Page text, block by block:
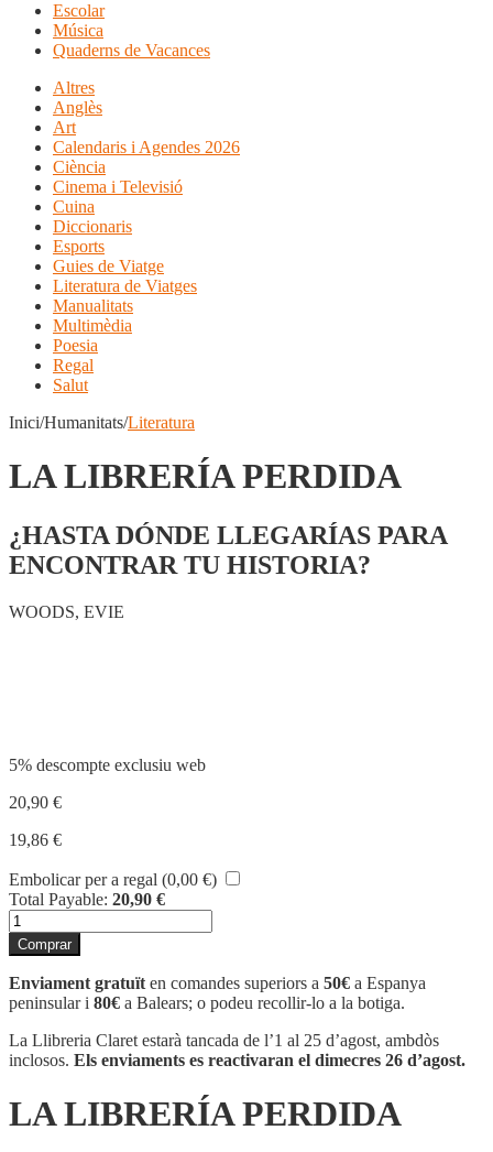
Escolar
Música
Quaderns de Vacances
Altres
Anglès
Art
Calendaris i Agendes 2026
Ciència
Cinema i Televisió
Cuina
Diccionaris
Esports
Guies de Viatge
Literatura de Viatges
Manualitats
Multimèdia
Poesia
Regal
Salut
Inici/Humanitats/Literatura
LA LIBRERÍA PERDIDA
¿HASTA DÓNDE LLEGARÍAS PARA
ENCONTRAR TU HISTORIA?
WOODS, EVIE
5% descompte exclusiu web
20,90 €
19,86 €
Embolicar per a regal (0,00 €)
Total Payable: 20,90 €
quantitat
de
LA
LIBRERÍA
PERDIDA
Comprar
Enviament gratuït en comandes superiors a 50€ a Espanya
peninsular i 80€ a Balears; o podeu recollir-lo a la botiga.
La Llibreria Claret estarà tancada de l’1 al 25 d’agost, ambdòs
inclosos. Els enviaments es reactivaran el dimecres 26 d’agost.
LA LIBRERÍA PERDIDA